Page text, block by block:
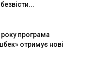
року програма
отримує нові